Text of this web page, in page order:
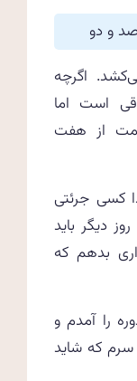
و دو
اگرچه
است اما
از هفت
کسی جرئتی
دیگر باید
بدهم که
را آمدم و
سرم که شاید